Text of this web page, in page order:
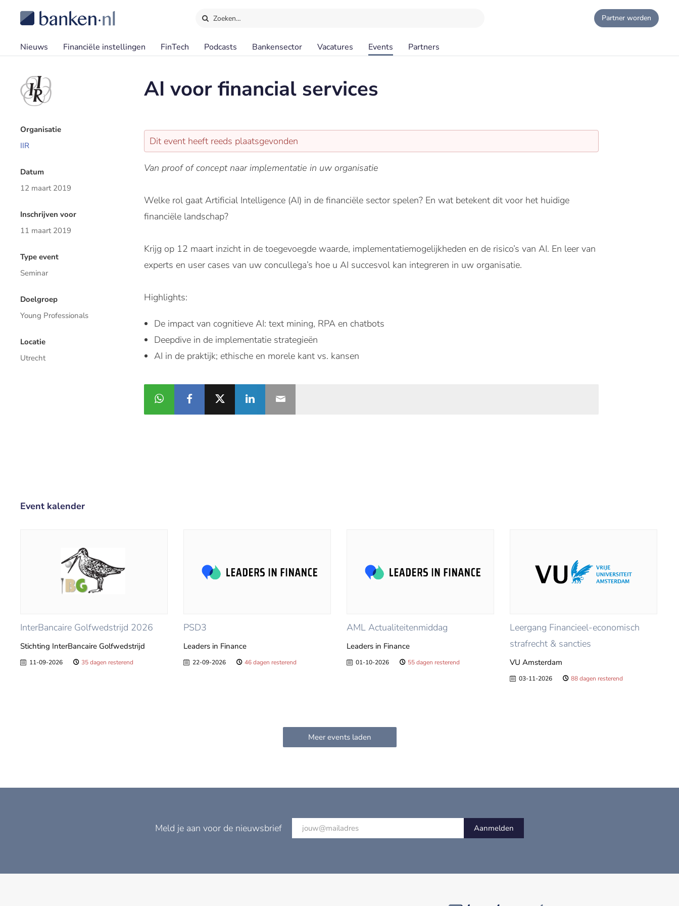
Zoeken… Partner worden
Nieuws Financiële instellingen FinTech Podcasts Bankensector Vacatures Events Partners
AI voor financial services
Organisatie
IIR
Datum
12 maart 2019
Inschrijven voor
11 maart 2019
Type event
Seminar
Doelgroep
Young Professionals
Locatie
Utrecht
Dit event heeft reeds plaatsgevonden
Van proof of concept naar implementatie in uw organisatie
Welke rol gaat Artificial Intelligence (AI) in de financiële sector spelen? En wat betekent dit voor het huidige
financiële landschap?
Krijg op 12 maart inzicht in de toegevoegde waarde, implementatiemogelijkheden en de risico’s van AI. En leer van
experts en user cases van uw concullega’s hoe u AI succesvol kan integreren in uw organisatie.
Highlights:
De impact van cognitieve AI: text mining, RPA en chatbots
Deepdive in de implementatie strategieën
AI in de praktijk; ethische en morele kant vs. kansen
Event kalender
InterBancaire Golfwedstrijd 2026
Stichting InterBancaire Golfwedstrijd
11-09-2026 35 dagen resterend
PSD3
Leaders in Finance
22-09-2026 46 dagen resterend
AML Actualiteitenmiddag
Leaders in Finance
01-10-2026 55 dagen resterend
Leergang Financieel-economisch
strafrecht & sancties
VU Amsterdam
03-11-2026 88 dagen resterend
Meld je aan voor de nieuwsbrief Aanmelden